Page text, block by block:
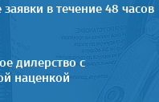
в течение 48 часов
дилерство с
наценкой